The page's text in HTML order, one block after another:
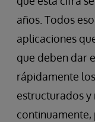
años. Todos
aplicaciones
que deben dar
rápidamente
estructurados
continuamente,